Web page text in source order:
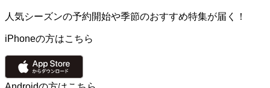
人気シーズンの予約開始や季節のおすすめ特集が届く！
iPhoneの方はこちら